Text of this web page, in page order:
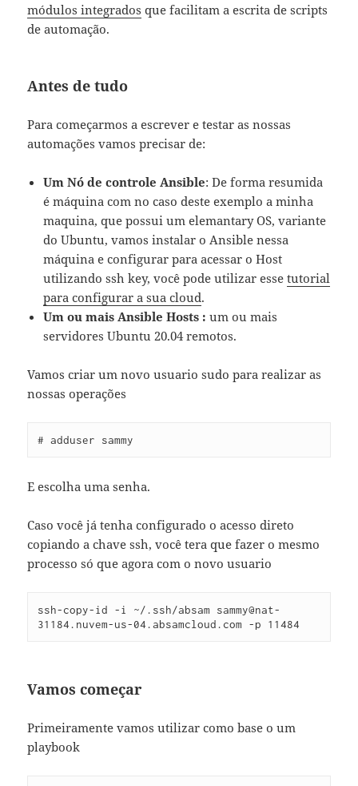
módulos integrados que facilitam a escrita de scripts
de automação.
Antes de tudo
Para começarmos a escrever e testar as nossas
automações vamos precisar de:
Um Nó de controle Ansible: De forma resumida
é máquina com no caso deste exemplo a minha
maquina, que possui um elemantary OS, variante
do Ubuntu, vamos instalar o Ansible nessa
máquina e configurar para acessar o Host
utilizando ssh key, você pode utilizar essetutorial
para configurar a sua cloud.
Um ou mais Ansible Hosts : um ou mais
servidores Ubuntu 20.04 remotos.
Vamos criar um novo usuario sudo para realizar as
nossas operações
# adduser sammy
E escolha uma senha.
Caso você já tenha configurado o acesso direto
copiando a chave ssh, você tera que fazer o mesmo
processo só que agora com o novo usuario
ssh-copy-id -i ~/.ssh/absam sammy@nat-
31184.nuvem-us-04.absamcloud.com -p 11484
Vamos começar
Primeiramente vamos utilizar como base o um
playbook